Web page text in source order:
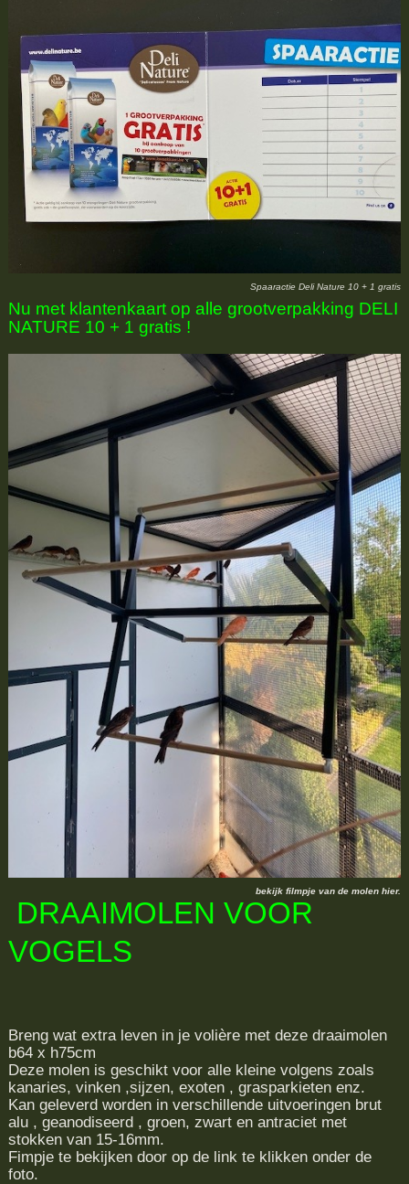
Spaaractie Deli Nature 10 + 1 gratis
Nu met klantenkaart op alle grootverpakking DELI
NATURE 10 + 1 gratis !
bekijk filmpje van de molen hier.
DRAAIMOLEN VOOR
VOGELS
Breng wat extra leven in je volière met deze draaimolen
b64 x h75cm
Deze molen is geschikt voor alle kleine volgens zoals
kanaries, vinken ,sijzen, exoten , grasparkieten enz.
Kan geleverd worden in verschillende uitvoeringen brut
alu , geanodiseerd , groen, zwart en antraciet met
stokken van 15-16mm.
Fimpje te bekijken door op de link te klikken onder de
foto.